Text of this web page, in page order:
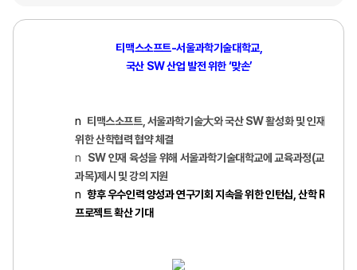
티맥스소프트-서울과학기술대학교,
국산 SW산업 발전 위한‘맞손’
n 티맥스소프트, 서울과학기술大와 국산SW활성화 및 인재육성
위한 산학협력 협약 체결
n
SW인재 육성을 위해 서울과학기술대학교에 교육과정(교
과목)제시 및 강의 지원
n 향후 우수인력 양성과 연구기회 지속을 위한 인턴십 산학 R&D
프로젝트 확산 기대